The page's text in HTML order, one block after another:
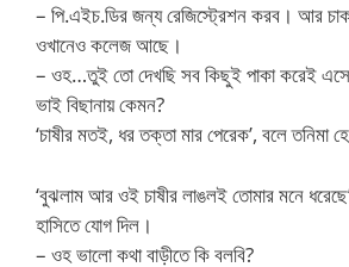
– পি.এইচ.ডির জন্য রেজিস্ট্রেশন করব। আর
ওখানেও কলেজ আছে।
– ওহ…তুই তো দেখছি সব কিছুই পাকা করেই
ভাই বিছানায় কেমন?
‘চাষীর মতই, ধর তক্তা মার পেরেক’, বলে তনিমা
‘বুঝলাম আর ওই চাষীর লাঙলই তোমার মনে
হাসিতে যোগ দিল।
– ওহ ভালো কথা বাড়ীতে কি বলবি?